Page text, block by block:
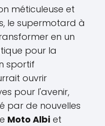
méticuleuse et
le supermotard à
en un
pour la
sportif
ouvrir
pour l'avenir,
par de nouvelles
Moto Albi et